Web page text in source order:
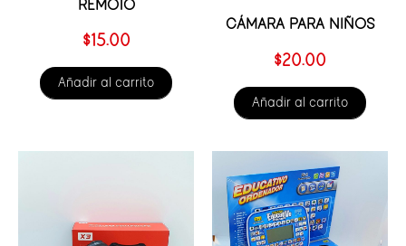
REMOTO
$15.00
Añadir al carrito
CÁMARA PARA NIÑOS
$20.00
Añadir al carrito